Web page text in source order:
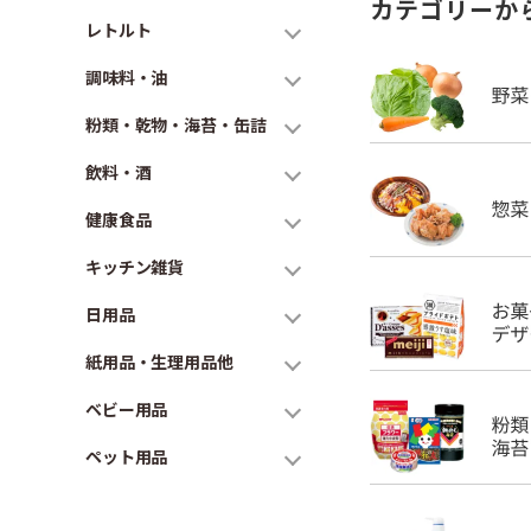
レトルト
調味料・油
粉類・乾物・海苔・缶詰
飲料・酒
健康食品
キッチン雑貨
日用品
紙用品・生理用品他
ベビー用品
ペット用品
カテゴリーか